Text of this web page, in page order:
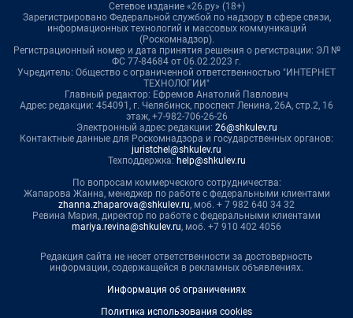
Сетевое издание «26.ру» (18+)
Зарегистрировано Федеральной службой по надзору в сфере связи,
информационных технологий и массовых коммуникаций
(Роскомнадзор).
Регистрационный номер и дата принятия решения о регистрации: ЭЛ №
ФС 77-84684 от 06.02.2023 г.
Учредитель: Общество с ограниченной ответственностью "ИНТЕРНЕТ
ТЕХНОЛОГИИ"
Главный редактор: Ефремов Анатолий Павлович
Адрес редакции: 454091, г. Челябинск, проспект Ленина, 26А, стр.2, 16
этаж, +7-982-706-26-26
Электронный адрес редакции: 26@shkulev.ru
Контактные данные для Роскомнадзора и государственных органов:
juristchel@shkulev.ru
Техподдержка: help@shkulev.ru
По вопросам коммерческого сотрудничества:
Жапарова Жанна, менеджер по работе с федеральными клиентами
zhanna.zhaparova@shkulev.ru, моб. + 7 982 640 34 32
Ревина Мария, директор по работе с федеральными клиентами
mariya.revina@shkulev.ru, моб. +7 910 402 4056
Редакция сайта не несет ответственности за достоверность
информации, содержащейся в рекламных объявлениях.
Информация об ограничениях
Политика использования cookies